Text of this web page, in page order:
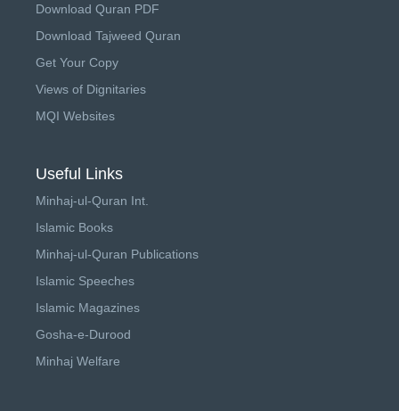
Download Quran PDF
Download Tajweed Quran
Get Your Copy
Views of Dignitaries
MQI Websites
Useful Links
Minhaj-ul-Quran Int.
Islamic Books
Minhaj-ul-Quran Publications
Islamic Speeches
Islamic Magazines
Gosha-e-Durood
Minhaj Welfare